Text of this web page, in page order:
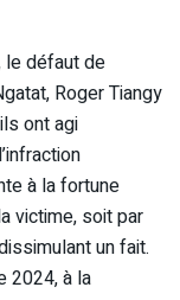
le défaut de
Roger Tiangy
ont agi
à la fortune
victime, soit par
un fait.
2024, à la